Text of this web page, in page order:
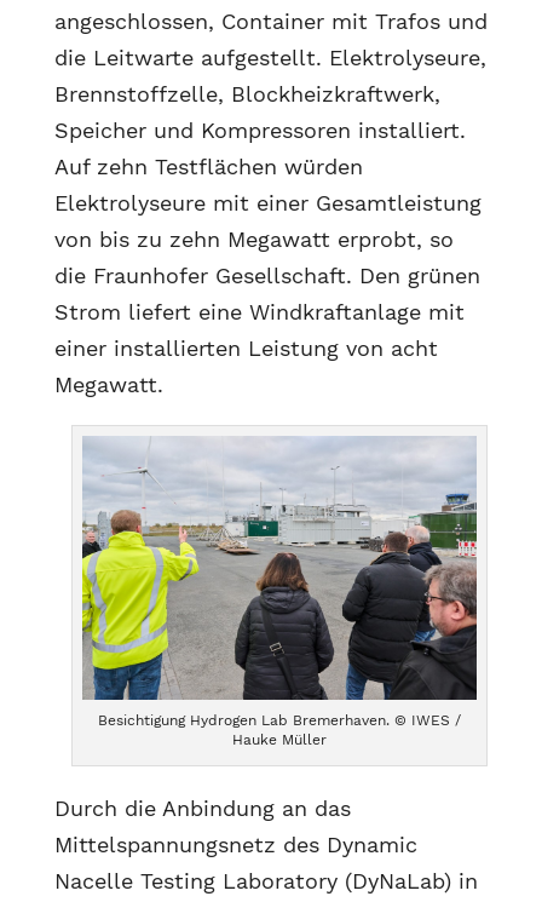
angeschlossen, Container mit Trafos und
die Leitwarte aufgestellt. Elektrolyseure,
Brennstoffzelle, Blockheizkraftwerk,
Speicher und Kompressoren installiert.
Auf zehn Testflächen würden
Elektrolyseure mit einer Gesamtleistung
von bis zu zehn Megawatt erprobt, so
die Fraunhofer Gesellschaft. Den grünen
Strom liefert eine Windkraftanlage mit
einer installierten Leistung von acht
Megawatt.
Besichtigung Hydrogen Lab Bremerhaven. © IWES /
Hauke Müller
Durch die Anbindung an das
Mittelspannungsnetz des Dynamic
Nacelle Testing Laboratory (DyNaLab) in